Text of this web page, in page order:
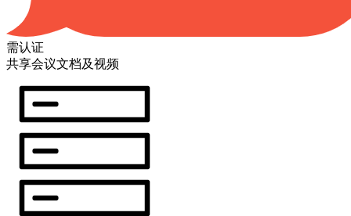
需认证
共享会议文档及视频